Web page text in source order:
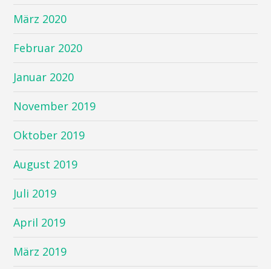
März 2020
Februar 2020
Januar 2020
November 2019
Oktober 2019
August 2019
Juli 2019
April 2019
März 2019